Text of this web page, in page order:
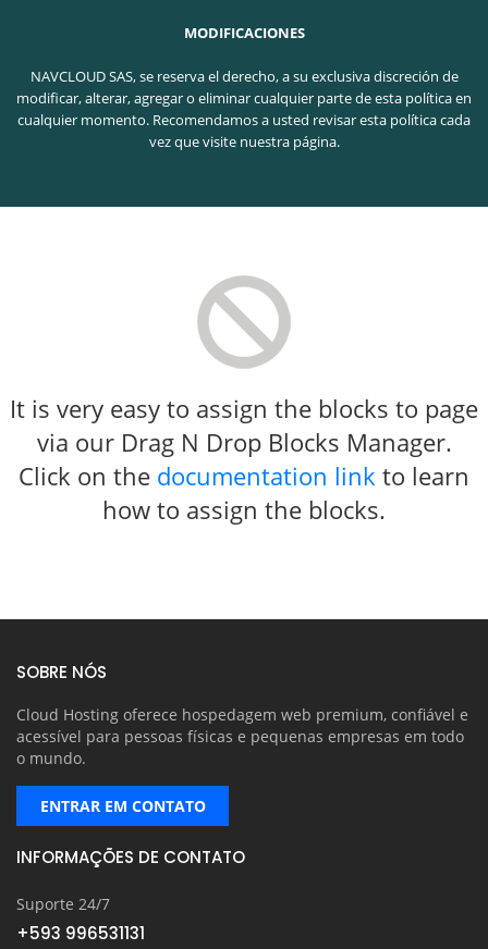
MODIFICACIONES
NAVCLOUD SAS, se reserva el derecho, a su exclusiva discreción de
modificar, alterar, agregar o eliminar cualquier parte de esta política en
cualquier momento. Recomendamos a usted revisar esta política cada
vez que visite nuestra página.
It is very easy to assign the blocks to page
via our Drag N Drop Blocks Manager.
Click on the documentation link to learn
how to assign the blocks.
SOBRE NÓS
Cloud Hosting oferece hospedagem web premium, confiável e
acessível para pessoas físicas e pequenas empresas em todo
o mundo.
ENTRAR EM CONTATO
INFORMAÇÕES DE CONTATO
Suporte 24/7
+593 996531131